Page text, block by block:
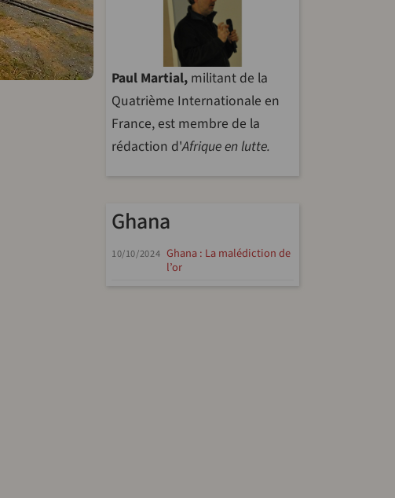
Paul Martial, militant de la
Quatrième Internationale en
France, est membre de la
rédaction d'Afrique en lutte.
Ghana
10/10/2024 Ghana : La malédiction de
l’or